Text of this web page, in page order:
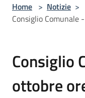
Home > Notizie >
Consiglio Comunale
Consiglio
ottobre